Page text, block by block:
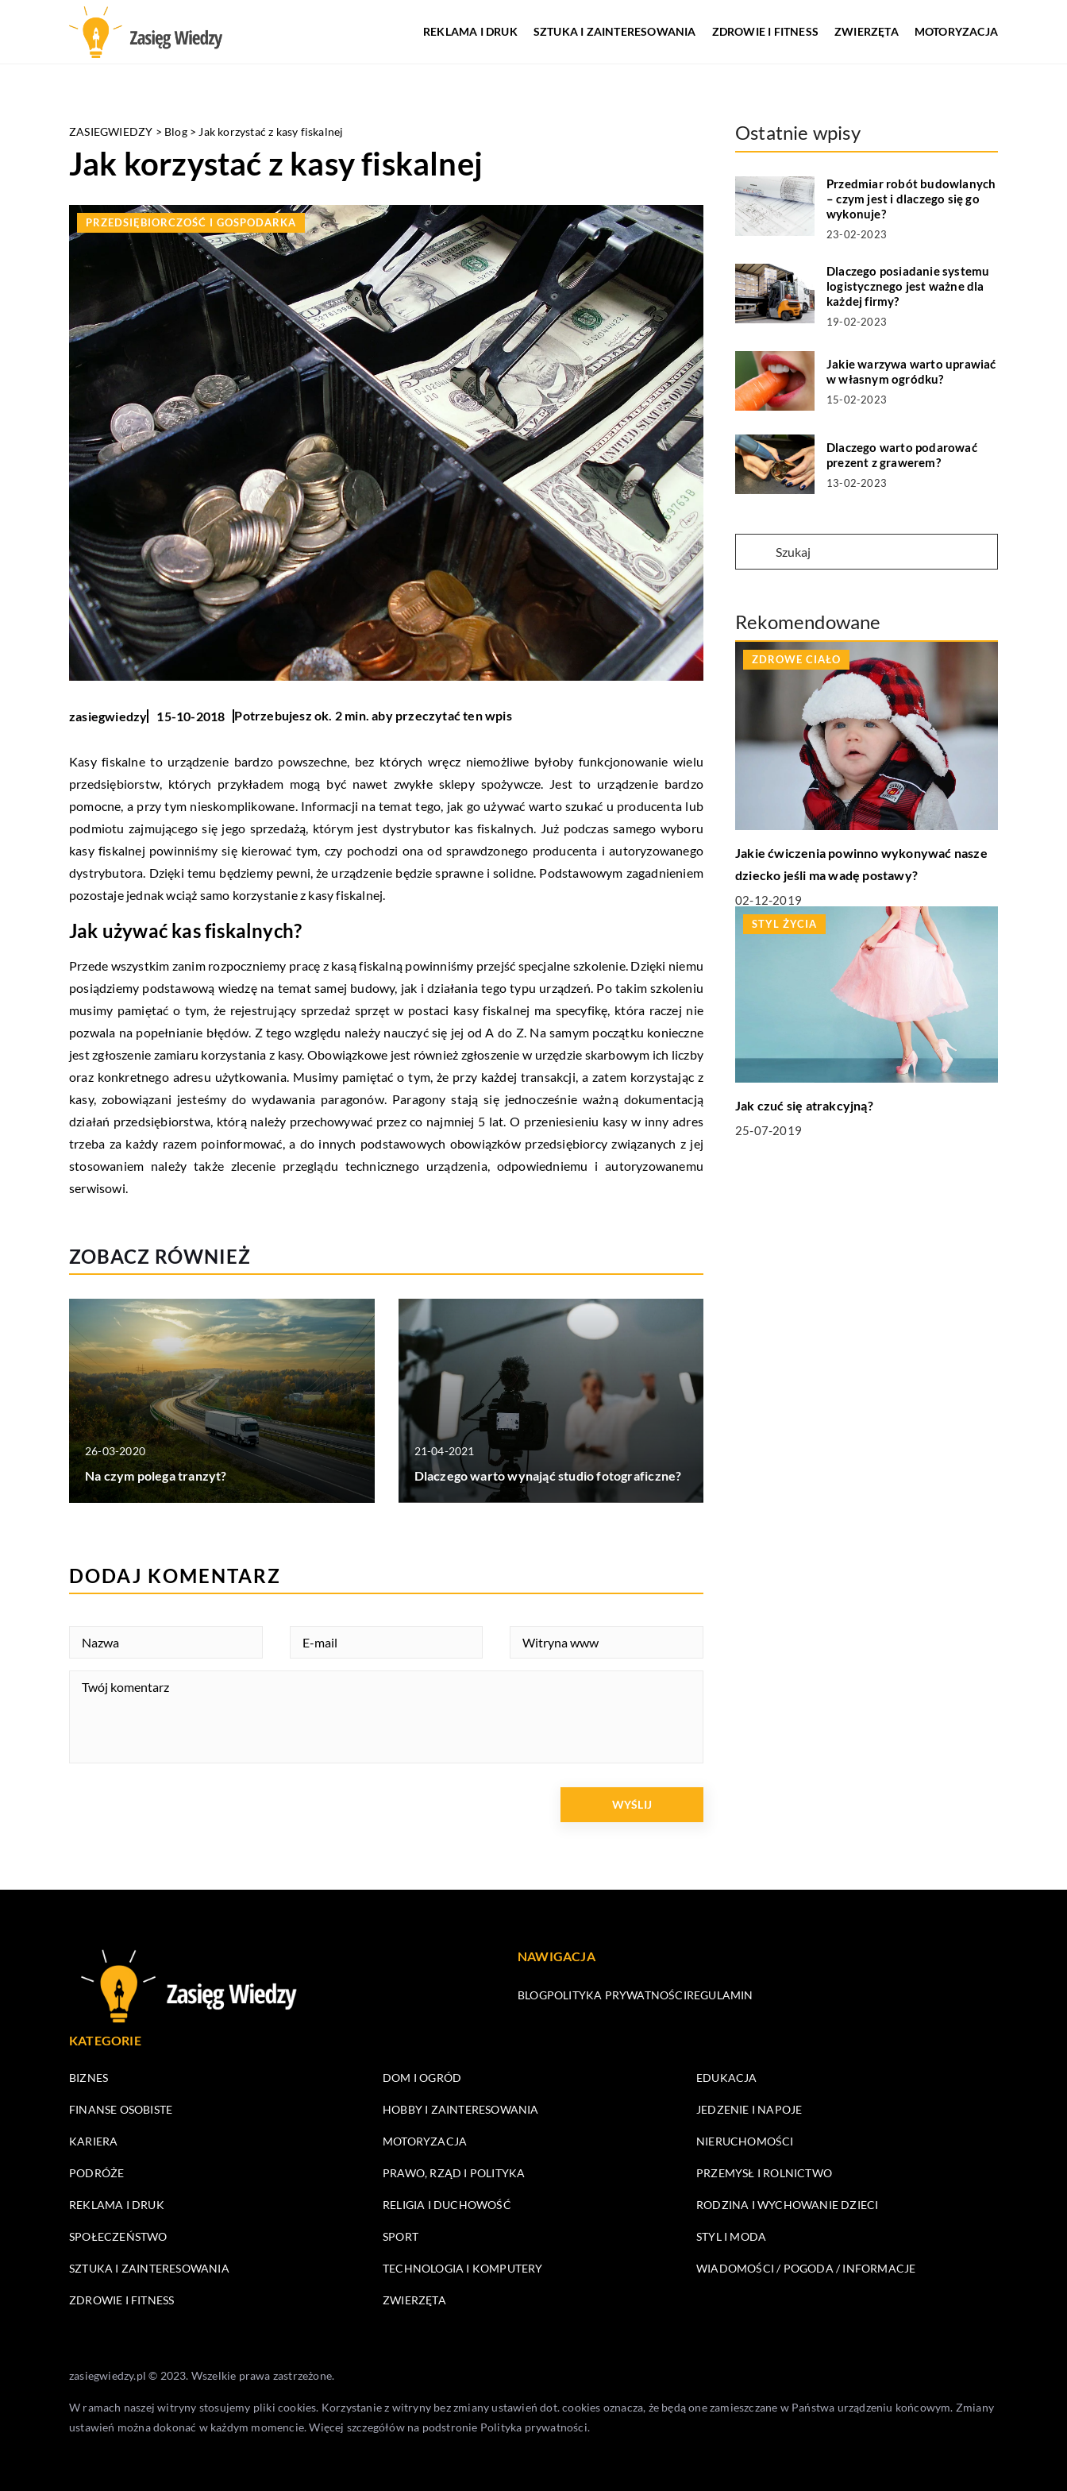
REKLAMA I DRUK SZTUKA I ZAINTERESOWANIA ZDROWIE I FITNESS ZWIERZĘTA MOTORYZACJA
ZASIEGWIEDZY > Blog> Jak korzystać z kasy fiskalnej
Jak korzystać z kasy fiskalnej
PRZEDSIĘBIORCZOŚĆ I GOSPODARKA
zasiegwiedzy 15-10-2018 Potrzebujesz ok. 2 min. aby przeczytać ten wpis
Kasy fiskalne to urządzenie bardzo powszechne, bez których wręcz niemożliwe byłoby funkcjonowanie wielu
przedsiębiorstw, których przykładem mogą być nawet zwykłe sklepy spożywcze. Jest to urządzenie bardzo
pomocne, a przy tym nieskomplikowane. Informacji na temat tego, jak go używać warto szukać u producenta lub
podmiotu zajmującego się jego sprzedażą, którym jest dystrybutor kas fiskalnych. Już podczas samego wyboru
kasy fiskalnej powinniśmy się kierować tym, czy pochodzi ona od sprawdzonego producenta i autoryzowanego
dystrybutora. Dzięki temu będziemy pewni, że urządzenie będzie sprawne i solidne. Podstawowym zagadnieniem
pozostaje jednak wciąż samo korzystanie z kasy fiskalnej.
Jak używać kas fiskalnych?
Przede wszystkim zanim rozpoczniemy pracę z kasą fiskalną powinniśmy przejść specjalne szkolenie. Dzięki niemu
posiądziemy podstawową wiedzę na temat samej budowy, jak i działania tego typu urządzeń. Po takim szkoleniu
musimy pamiętać o tym, że rejestrujący sprzedaż sprzęt w postaci kasy fiskalnej ma specyfikę, która raczej nie
pozwala na popełnianie błędów. Z tego względu należy nauczyć się jej od A do Z. Na samym początku konieczne
jest zgłoszenie zamiaru korzystania z kasy. Obowiązkowe jest również zgłoszenie w urzędzie skarbowym ich liczby
oraz konkretnego adresu użytkowania. Musimy pamiętać o tym, że przy każdej transakcji, a zatem korzystając z
kasy, zobowiązani jesteśmy do wydawania paragonów. Paragony stają się jednocześnie ważną dokumentacją
działań przedsiębiorstwa, którą należy przechowywać przez co najmniej 5 lat. O przeniesieniu kasy w inny adres
trzeba za każdy razem poinformować, a do innych podstawowych obowiązków przedsiębiorcy związanych z jej
stosowaniem należy także zlecenie przeglądu technicznego urządzenia, odpowiedniemu i autoryzowanemu
serwisowi.
ZOBACZ RÓWNIEŻ
26-03-2020
Na czym polega tranzyt?
21-04-2021
Dlaczego warto wynająć studio fotograficzne?
Ostatnie wpisy
Przedmiar robót budowlanych
– czym jest i dlaczego się go
wykonuje?
23-02-2023
Dlaczego posiadanie systemu
logistycznego jest ważne dla
każdej firmy?
19-02-2023
Jakie warzywa warto uprawiać
w własnym ogródku?
15-02-2023
Dlaczego warto podarować
prezent z grawerem?
13-02-2023
Rekomendowane
ZDROWE CIAŁO
Jakie ćwiczenia powinno wykonywać nasze
dziecko jeśli ma wadę postawy?
02-12-2019
STYL ŻYCIA
Jak czuć się atrakcyjną?
25-07-2019
DODAJ KOMENTARZ
NAWIGACJA
BLOGPOLITYKA PRYWATNOŚCIREGULAMIN
KATEGORIE
BIZNES DOM I OGRÓD EDUKACJA
FINANSE OSOBISTE HOBBY I ZAINTERESOWANIA JEDZENIE I NAPOJE
KARIERA MOTORYZACJA NIERUCHOMOŚCI
PODRÓŻE PRAWO, RZĄD I POLITYKA PRZEMYSŁ I ROLNICTWO
REKLAMA I DRUK RELIGIA I DUCHOWOŚĆ RODZINA I WYCHOWANIE DZIECI
SPOŁECZEŃSTWO SPORT STYL I MODA
SZTUKA I ZAINTERESOWANIA TECHNOLOGIA I KOMPUTERY WIADOMOŚCI / POGODA / INFORMACJE
ZDROWIE I FITNESS ZWIERZĘTA
zasiegwiedzy.pl © 2023. Wszelkie prawa zastrzeżone.
W ramach naszej witryny stosujemy pliki cookies. Korzystanie z witryny bez zmiany ustawień dot. cookies oznacza, że będą one zamieszczane w Państwa urządzeniu końcowym. Zmiany
ustawień można dokonać w każdym momencie. Więcej szczegółów na podstronie Polityka prywatności.